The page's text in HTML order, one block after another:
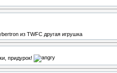
из TWFC другая игрушка
придурок!